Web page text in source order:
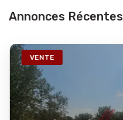
Annonces Récentes
VENTE